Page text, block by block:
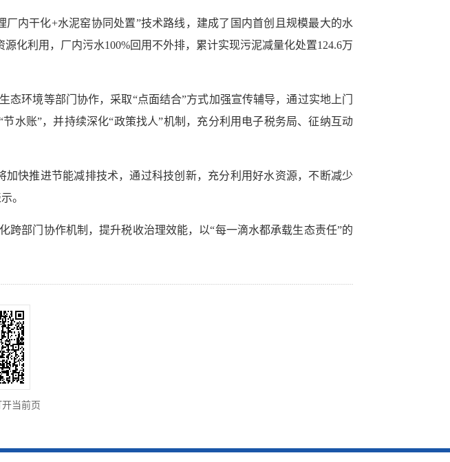
内干化+水泥窑协同处置”技术路线，建成了国内首创且规模最大的水
化利用，厂内污水100%回用不外排，累计实现污泥减量化处置124.6万
环境等部门协作，采取“点面结合”方式加强宣传辅导，通过实地上门
水账”，并持续深化“政策找人”机制，充分利用电子税务局、征纳互动
快推进节能减排技术，通过科技创新，充分利用好水资源，不断减少
。
部门协作机制，提升税收治理效能，以“每一滴水都承载生态责任”的
当前页